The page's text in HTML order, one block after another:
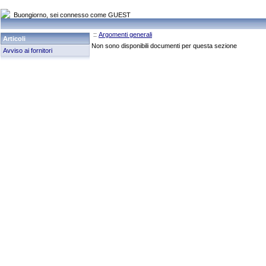
Buongiorno, sei connesso come GUEST
Articoli
Avviso ai fornitori
:: Argomenti generali
Non sono disponibili documenti per questa sezione